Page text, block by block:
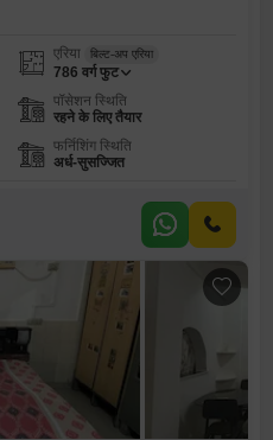
एरिया बिल्ट-अप एरिया
786 वर्ग फुट
पॉसेशन स्थिति
रहने के लिए तैयार
फर्निशिंग स्थिति
अर्ध-सुसज्जित